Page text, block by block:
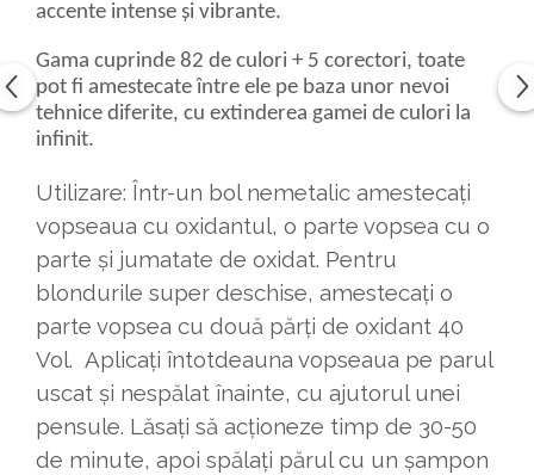
accente intense și vibrante.
Gama cuprinde 82 de culori + 5 corectori, toate
pot fi amestecate între ele pe baza unor nevoi
tehnice diferite, cu extinderea gamei de culori la
infinit.
Utilizare: Într-un bol nemetalic amestecați
vopseaua cu oxidantul, o parte vopsea cu o
parte și jumatate de oxidat. Pentru
blondurile super deschise, amestecați o
parte vopsea cu două părți de oxidant 40
Vol. Aplicați întotdeauna vopseaua pe parul
uscat și nespălat înainte, cu ajutorul unei
pensule. Lăsați să acționeze timp de 30-50
de minute, apoi spălați părul cu un șampon